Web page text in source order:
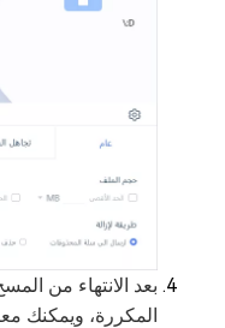
بعد الانتهاء من
المكررة، ويمكنك